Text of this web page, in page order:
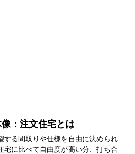
：注文住宅とは
する間取りや仕様を自由に決められ
宅に比べて自由度が高い分、打ち合